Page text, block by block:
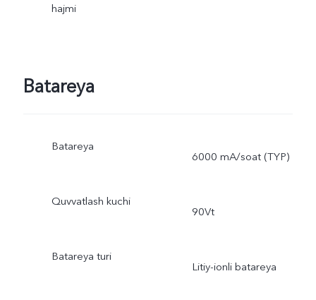
hajmi
Batareya
Batareya
6000 mA/soat (TYP)
Quvvatlash kuchi
90Vt
Batareya turi
Litiy-ionli batareya